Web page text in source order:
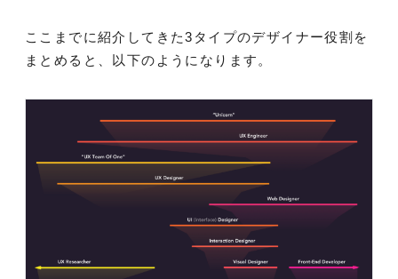
ここまでに紹介してきた3タイプのデザイナー役割を
まとめると、以下のようになります。